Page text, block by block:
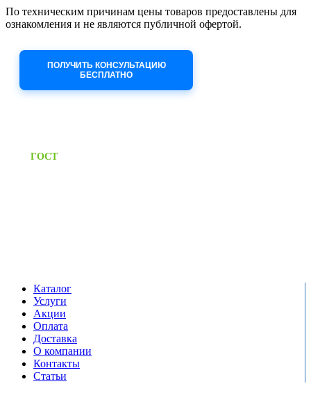
По техническим причинам цены товаров предоставлены для
ознакомления и не являются публичной офертой.
ПОЛУЧИТЬ КОНСУЛЬТАЦИЮ
БЕСПЛАТНО
ГОСТПредоставляем паспорт
Каталог
Услуги
Акции
Оплата
Доставка
О компании
Контакты
Статьи